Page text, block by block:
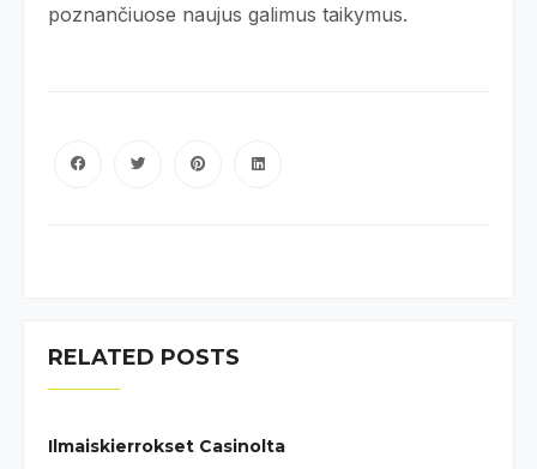
poznančiuose naujus galimus taikymus.
RELATED POSTS
Ilmaiskierrokset Casinolta